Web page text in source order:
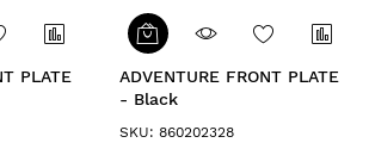
PLATE
ADVENTURE FRONT PLATE
- Black
SKU: 860202328